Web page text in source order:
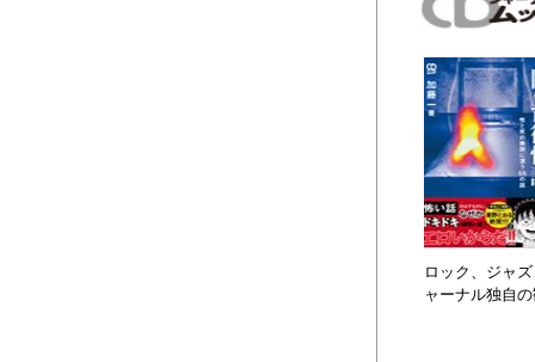
ロック、ジャ
ャーナル独自